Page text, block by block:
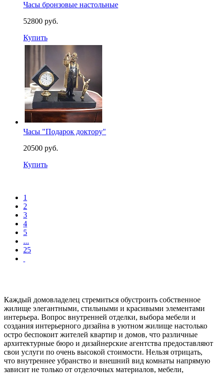
Часы бронзовые настольные
52800 руб.
Купить
Часы "Подарок доктору"
20500 руб.
Купить
1
2
3
4
5
...
25
Каждый домовладелец стремиться обустроить собственное
жилище элегантными, стильными и красивыми элементами
интерьера. Вопрос внутренней отделки, выбора мебели и
создания интерьерного дизайна в уютном жилище настолько
остро беспокоит жителей квартир и домов, что различные
архитектурные бюро и дизайнерские агентства предоставляют
свои услуги по очень высокой стоимости. Нельзя отрицать,
что внутреннее убранство и внешний вид комнаты напрямую
зависит не только от отделочных материалов, мебели,